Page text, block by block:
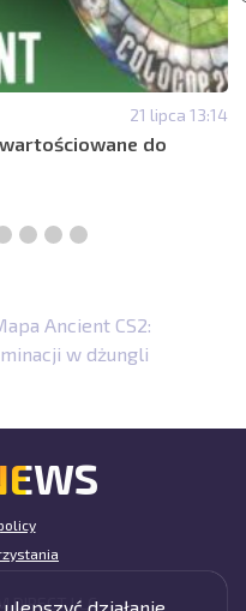
21 lipca 13:14
do
Ancient CS2:
w dżungli
DIRECT LLC